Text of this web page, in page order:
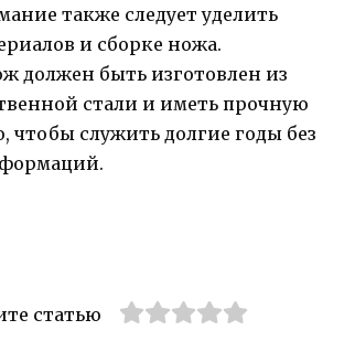
также следует уделить
и сборке ножа.
должен быть изготовлен из
стали и иметь прочную
чтобы служить долгие годы без
статью